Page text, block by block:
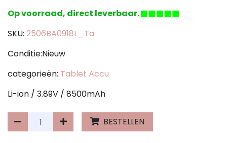
Op voorraad, direct leverbaar.
SKU: 2506BA0918L_Ta
Conditie:Nieuw
categorieën: Tablet Accu
Li-ion / 3.89V / 8500mAh
BESTELLEN